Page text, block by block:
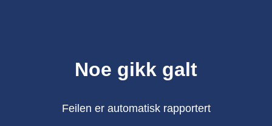
Noe gikk galt
Feilen er automatisk rapportert